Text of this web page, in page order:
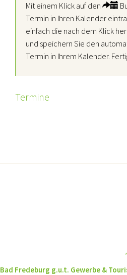
Mit einem Klick auf den
Termin in Ihren Kalender
einfach die nach dem Klick
und speichern Sie den
Termin in Ihrem Kalender.
Termine
Bad Fredeburg g.u.t. Gewerbe &